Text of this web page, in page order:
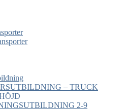
– TRUCK
2-9